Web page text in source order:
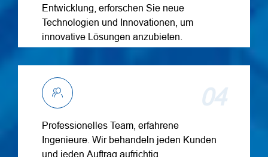
Entwicklung, erforschen Sie neue
Technologien und Innovationen, um
innovative Lösungen anzubieten.
04
Professionelles Team, erfahrene
Ingenieure. Wir behandeln jeden Kunden
und jeden Auftrag aufrichtig.